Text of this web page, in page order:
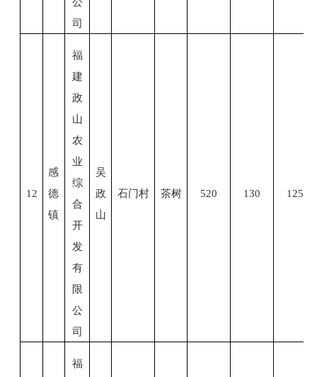
司
12
感
德
镇
福
建
政
山
农
业
综
合
开
发
有
限
公
司
吴
政
山
石门村 茶树 520 130 125
福